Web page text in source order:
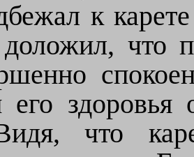
к
что
его
что